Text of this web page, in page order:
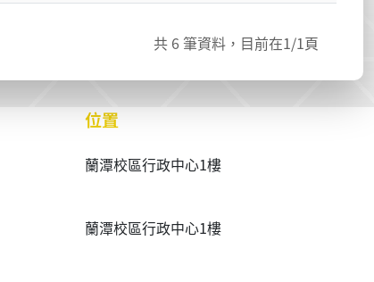
共 6 筆資料，目前在1/1頁
位置
蘭潭校區行政中心1樓
蘭潭校區行政中心1樓